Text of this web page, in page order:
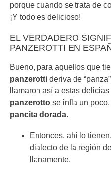
porque cuando se trata de
¡Y todo es delicioso!
EL VERDADERO
PANZEROTTI EN
Bueno, para aquellos que
panzerotti deriva de
llamaron así a estas
panzerotto se infla un
pancita dorada.
Entonces, ahí lo tienen,
dialecto de la región
llanamente.